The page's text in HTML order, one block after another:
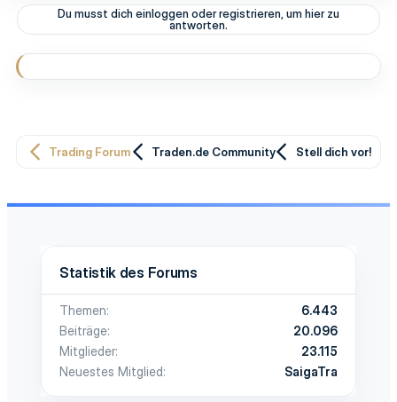
t
o
n
n
Du musst dich einloggen oder registrieren, um hier zu
antworten.
Trading Forum Traden.de Community Stell dich vor!
Statistik des Forums
Themen
6.443
Beiträge
20.096
Mitglieder
23.115
Neuestes Mitglied
SaigaTra